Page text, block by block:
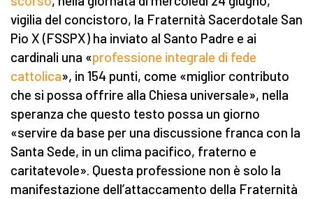
vigilia del concistoro, la Fraternità Sacerdotale San
Pio X (FSSPX) ha inviato al Santo Padre e ai
cardinali una «professione integrale di fede
cattolica», in 154 punti, come «miglior contributo
che si possa offrire alla Chiesa universale», nella
speranza che questo testo possa un giorno
«servire da base per una discussione franca con la
Santa Sede, in un clima pacifico, fraterno e
caritatevole». Questa professione non è solo la
manifestazione dell’attaccamento della Fraternità